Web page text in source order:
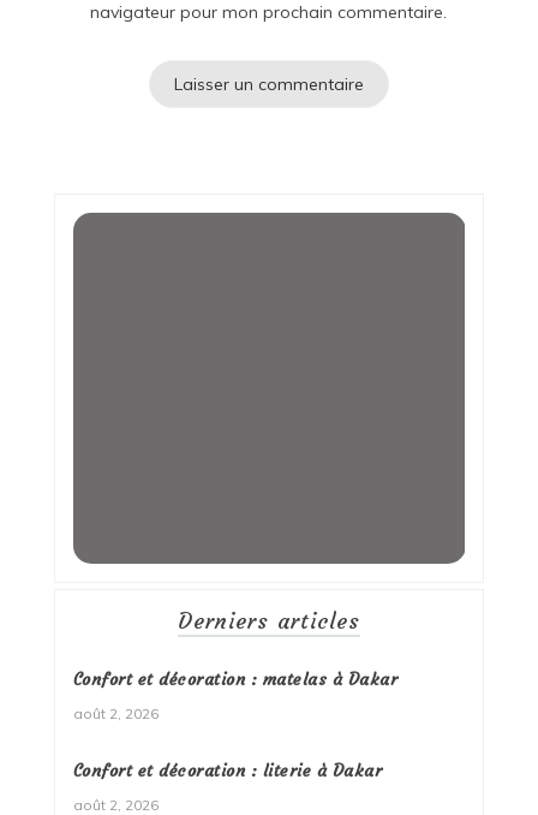
navigateur pour mon prochain commentaire.
Derniers articles
Confort et décoration : matelas à Dakar
août 2, 2026
Confort et décoration : literie à Dakar
août 2, 2026